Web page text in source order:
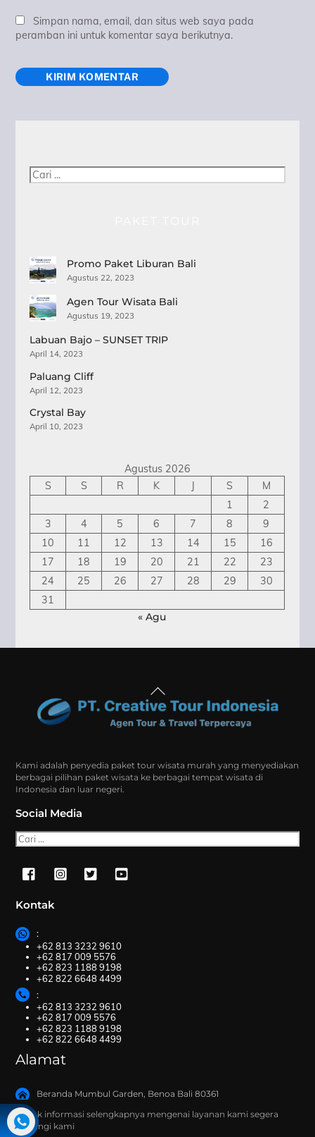
Simpan nama, email, dan situs web saya pada
peramban ini untuk komentar saya berikutnya.
Cari
Promo Paket Liburan Bali
Agustus 22, 2023
Agen Tour Wisata Bali
Agustus 19, 2023
Labuan Bajo – SUNSET TRIP
April 14, 2023
Paluang Cliff
April 12, 2023
Crystal Bay
April 10, 2023
Agustus 2026
S
S R K J S
M
1
2
3
4 5 6 7 8
9
10
11 12 13 14 15
16
17
18 19 20 21 22
23
24
25 26 27 28 29
30
31
« Agu
Back
To
Top
Kami adalah penyedia paket tour wisata murah yang menyediakan
berbagai pilihan paket wisata ke berbagai tempat wisata di
Indonesia dan luar negeri.
Social Media
Cari
Kontak
:
+62 813 3232 9610
+62 817 009 5576
+62 823 1188 9198
+62 822 6648 4499
:
+62 813 3232 9610
+62 817 009 5576
+62 823 1188 9198
+62 822 6648 4499
Alamat
Beranda Mumbul Garden, Benoa Bali 80361
Untuk informasi selengkapnya mengenai layanan kami segera
hubungi kami